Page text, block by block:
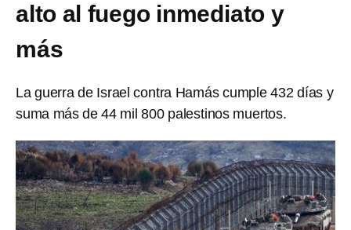
alto al fuego inmediato y
más
La guerra de Israel contra Hamás cumple 432 días y
suma más de 44 mil 800 palestinos muertos.